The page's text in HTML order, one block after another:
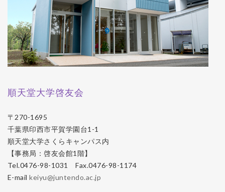
順天堂大学啓友会
〒270-1695
千葉県印西市平賀学園台1-1
順天堂大学さくらキャンパス内
【事務局：啓友会館1階】
Tel.0476-98-1031 Fax.0476-98-1174
E-mailkeiyu@juntendo.ac.jp